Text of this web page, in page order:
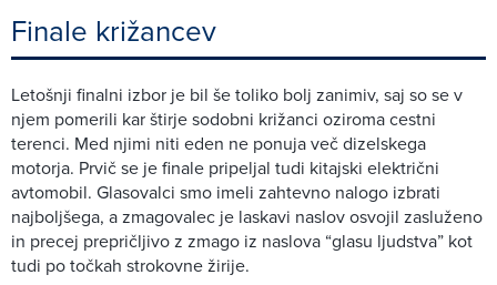
Finale križancev
Letošnji finalni izbor je bil še toliko bolj zanimiv, saj so se v
njem pomerili kar štirje sodobni križanci oziroma cestni
terenci. Med njimi niti eden ne ponuja več dizelskega
motorja. Prvič se je finale pripeljal tudi kitajski električni
avtomobil. Glasovalci smo imeli zahtevno nalogo izbrati
najboljšega, a zmagovalec je laskavi naslov osvojil zasluženo
in precej prepričljivo z zmago iz naslova “glasu ljudstva” kot
tudi po točkah strokovne žirije.